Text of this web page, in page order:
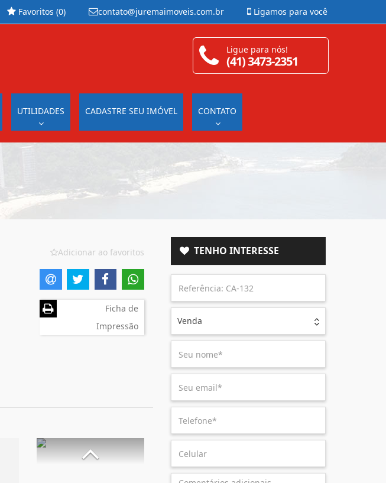
Ligamos para você
contato@juremaimoveis.com.br
Favoritos (0)
UTILIDADES CADASTRE SEU IMÓVEL CONTATO
Ligue para nós!
(41) 3473-2351
Adicionar ao favoritos
Ficha de
Impressão
TENHO INTERESSE
Venda